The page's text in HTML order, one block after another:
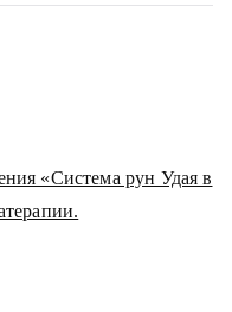
«Система рун Удая в